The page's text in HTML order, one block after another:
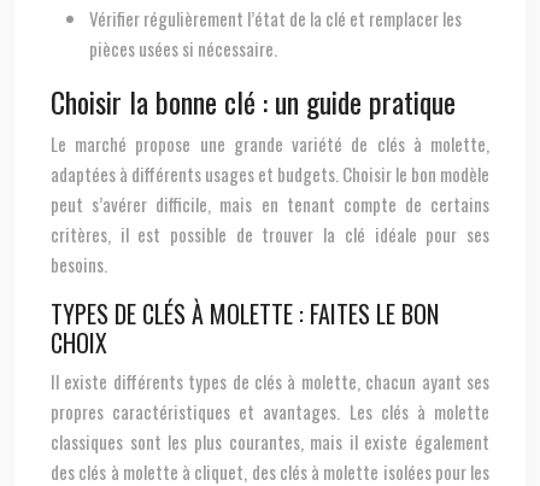
Vérifier régulièrement l’état de la clé et remplacer les
pièces usées si nécessaire.
Choisir la bonne clé : un guide pratique
Le marché propose une grande variété de clés à molette,
adaptées à différents usages et budgets. Choisir le bon modèle
peut s’avérer difficile, mais en tenant compte de certains
critères, il est possible de trouver la clé idéale pour ses
besoins.
TYPES DE CLÉS À MOLETTE : FAITES LE BON
CHOIX
Il existe différents types de clés à molette, chacun ayant ses
propres caractéristiques et avantages. Les clés à molette
classiques sont les plus courantes, mais il existe également
des clés à molette à cliquet, des clés à molette isolées pour les